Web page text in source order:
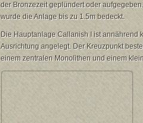
der Bronzezeit geplündert oder
wurde die Anlage bis zu 1.5m bedeckt.
Die Hauptanlage Callanish I ist annährend
Ausrichtung angelegt. Der Kreuzpunkt
einem zentralen Monolithen und einem